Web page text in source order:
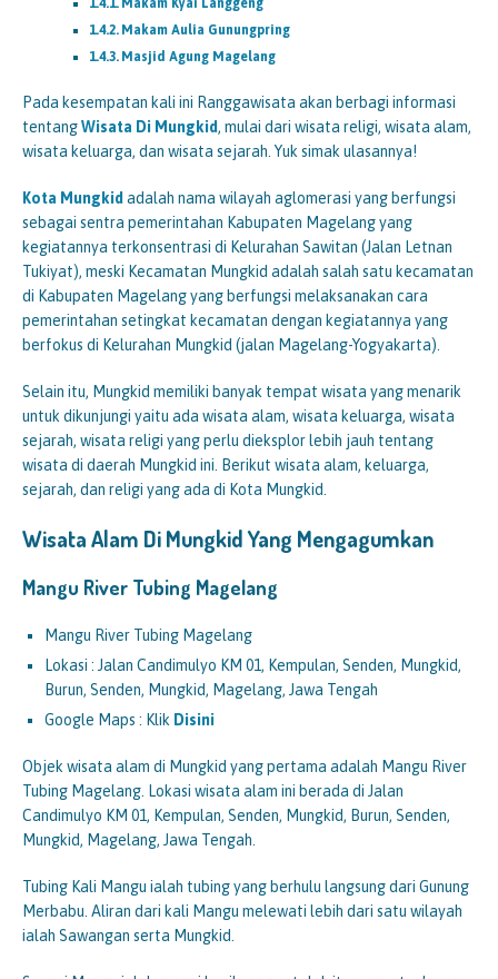
Makam Kyai Langgeng
Makam Aulia Gunungpring
Masjid Agung Magelang
Pada kesempatan kali ini Ranggawisata akan berbagi informasi
tentangWisata Di Mungkid, mulai dari wisata religi, wisata alam,
wisata keluarga, dan wisata sejarah. Yuk simak ulasannya!
Kota Mungkid adalah nama wilayah aglomerasi yang berfungsi
sebagai sentra pemerintahan Kabupaten Magelang yang
kegiatannya terkonsentrasi di Kelurahan Sawitan (Jalan Letnan
Tukiyat), meski Kecamatan Mungkid adalah salah satu kecamatan
di Kabupaten Magelang yang berfungsi melaksanakan cara
pemerintahan setingkat kecamatan dengan kegiatannya yang
berfokus di Kelurahan Mungkid (jalan Magelang-Yogyakarta).
Selain itu, Mungkid memiliki banyak tempat wisata yang menarik
untuk dikunjungi yaitu ada wisata alam, wisata keluarga, wisata
sejarah, wisata religi yang perlu dieksplor lebih jauh tentang
wisata di daerah Mungkid ini. Berikut wisata alam, keluarga,
sejarah, dan religi yang ada di Kota Mungkid.
Wisata Alam Di Mungkid Yang Mengagumkan
Mangu River Tubing Magelang
Mangu River Tubing Magelang
Lokasi : Jalan Candimulyo KM 01, Kempulan, Senden, Mungkid,
Burun, Senden, Mungkid, Magelang, Jawa Tengah
Google Maps : Klik Disini
Objek wisata alam di Mungkid yang pertama adalah Mangu River
Tubing Magelang. Lokasi wisata alam ini berada di Jalan
Candimulyo KM 01, Kempulan, Senden, Mungkid, Burun, Senden,
Mungkid, Magelang, Jawa Tengah.
Tubing Kali Mangu ialah tubing yang berhulu langsung dari Gunung
Merbabu. Aliran dari kali Mangu melewati lebih dari satu wilayah
ialah Sawangan serta Mungkid.